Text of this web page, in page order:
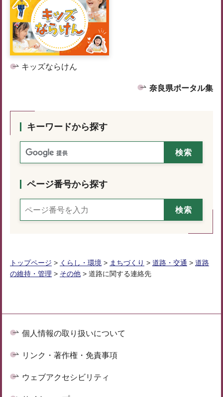
キッズならけん
奈良県ポータル集
キーワードから探す
ページ番号から探す
トップページ > くらし・環境 > まちづくり > 道路・交通 > 道路
の維持・管理 > その他 > 道路に関する連絡先
個人情報の取り扱いについて
リンク・著作権・免責事項
ウェブアクセシビリティ